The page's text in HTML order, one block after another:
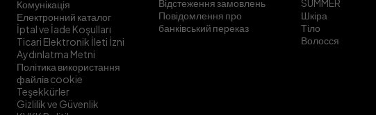
Комунікація
Електронний каталог
İptal ve İade Koşulları
Ticari Elektronik İleti İzni
Aydınlatma Metni
Політика використання
файлів cookie
Teşekkürler
Gizlilik ve Güvenlik
Відстеження замовлень
Повідомлення про
банківський переказ
SUMMER
Шкіра
Тіло
Волосся